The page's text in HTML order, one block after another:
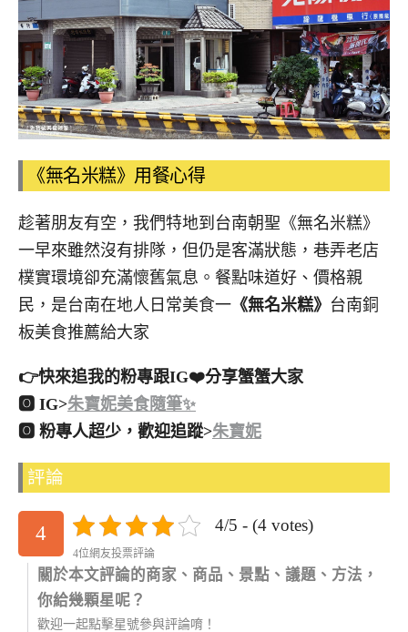
《無名米糕》用餐心得
趁著朋友有空，我們特地到台南朝聖《無名米糕》
一早來雖然沒有排隊，但仍是客滿狀態，巷弄老店
樸實環境卻充滿懷舊氣息。餐點味道好、價格親
民，是台南在地人日常美食一 《無名米糕》 台南銅
板美食推薦給大家
👉快來追我的粉專跟IG❤️分享蟹蟹大家
🅾 IG>朱寶妮美食隨筆✨
🅾 粉專人超少，歡迎追蹤>朱寶妮
評論
4 4/5 - (4 votes)
4位網友投票評論
關於本文評論的商家、商品、景點、議題、方法，
你給幾顆星呢？
歡迎一起點擊星號參與評論唷！